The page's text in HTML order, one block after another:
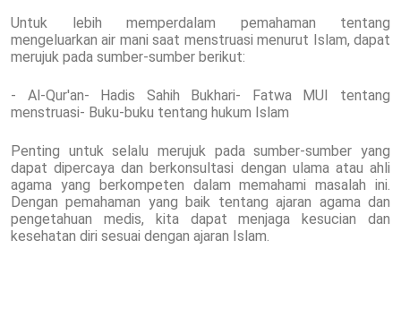
Untuk lebih memperdalam pemahaman tentang
mengeluarkan air mani saat menstruasi menurut Islam, dapat
merujuk pada sumber-sumber berikut:
- Al-Qur'an- Hadis Sahih Bukhari- Fatwa MUI tentang
menstruasi- Buku-buku tentang hukum Islam
Penting untuk selalu merujuk pada sumber-sumber yang
dapat dipercaya dan berkonsultasi dengan ulama atau ahli
agama yang berkompeten dalam memahami masalah ini.
Dengan pemahaman yang baik tentang ajaran agama dan
pengetahuan medis, kita dapat menjaga kesucian dan
kesehatan diri sesuai dengan ajaran Islam.